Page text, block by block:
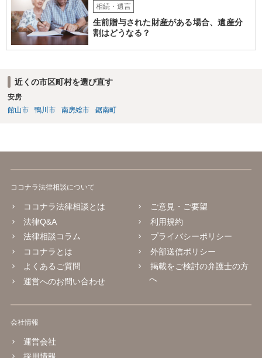
相続・遺言
生前贈与された財産がある場合、遺産分
割はどうなる？
近くの市区町村を選び直す
安房
館山市
鴨川市 南房総市 鋸南町
ココナラ法律相談について
ココナラ法律相談とは
法律Q&A
法律相談コラム
ココナラとは
よくあるご質問
運営へのお問い合わせ
ご意見・ご要望
利用規約
プライバシーポリシー
外部送信ポリシー
掲載をご検討の弁護士の方
へ
会社情報
運営会社